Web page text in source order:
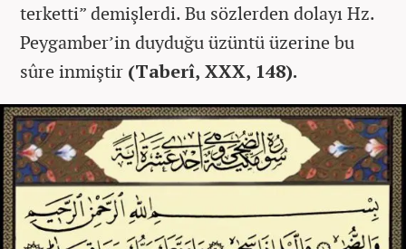
terketti” demişlerdi. Bu sözlerden dolayı Hz.
Peygamber’in duyduğu üzüntü üzerine bu
sûre inmiştir (Taberî, XXX, 148).